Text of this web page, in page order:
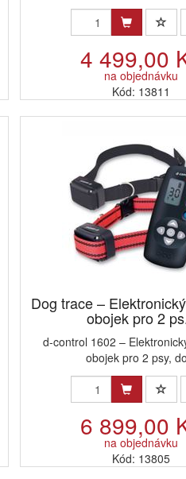
4 499,00
na objednávku
Kód: 13811
Dog trace –
obojek pro 2
d-control 1602 –
obojek pro 2 psy,
6 899,00
na objednávku
Kód: 13805